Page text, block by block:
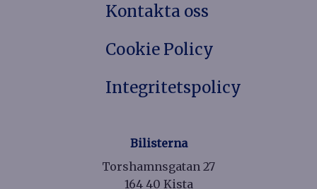
Kontakta oss
Cookie Policy
Integritetspolicy
Bilisterna
Torshamnsgatan 27
164 40 Kista